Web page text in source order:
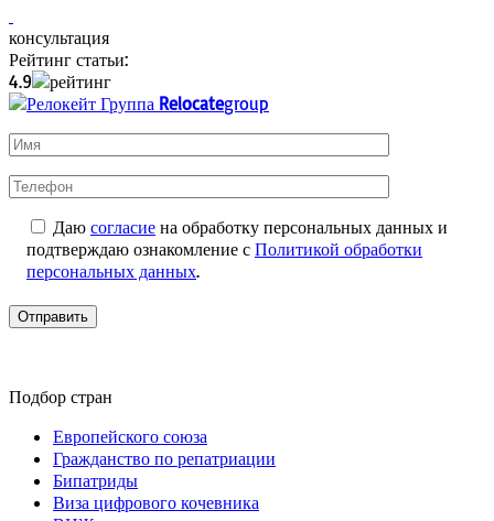
консультация
Рейтинг статьи:
4.9
Relocategroup
Даю согласие на обработку персональных данных и
подтверждаю ознакомление с Политикой обработки
персональных данных.
Подбор стран
Европейского союза
Гражданство по репатриации
Бипатриды
Виза цифрового кочевника